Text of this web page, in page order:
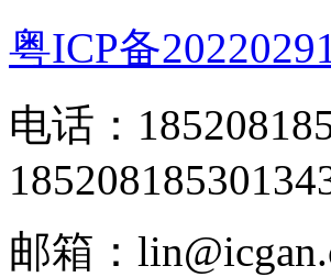
粤ICP备
电话：
18520818530
邮箱：